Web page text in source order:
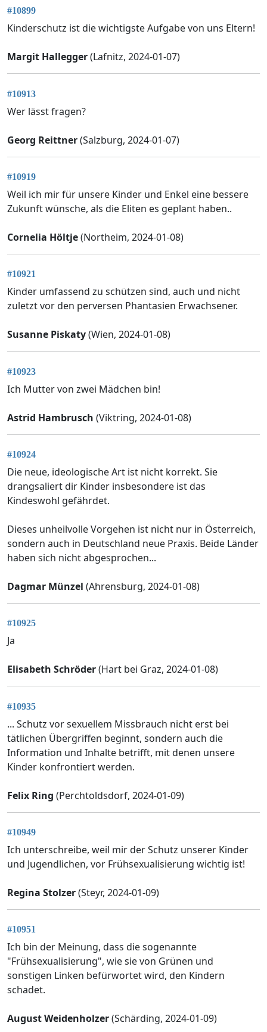
#10899
Kinderschutz ist die wichtigste Aufgabe von uns Eltern!
Margit Hallegger(Lafnitz, 2024-01-07)
#10913
Wer lässt fragen?
Georg Reittner(Salzburg, 2024-01-07)
#10919
Weil ich mir für unsere Kinder und Enkel eine bessere
Zukunft wünsche, als die Eliten es geplant haben..
Cornelia Höltje(Northeim, 2024-01-08)
#10921
Kinder umfassend zu schützen sind, auch und nicht
zuletzt vor den perversen Phantasien Erwachsener.
Susanne Piskaty(Wien, 2024-01-08)
#10923
Ich Mutter von zwei Mädchen bin!
Astrid Hambrusch (Viktring, 2024-01-08)
#10924
Die neue, ideologische Art ist nicht korrekt. Sie
drangsaliert dir Kinder insbesondere ist das
Kindeswohl gefährdet.
Dieses unheilvolle Vorgehen ist nicht nur in Österreich,
sondern auch in Deutschland neue Praxis. Beide Länder
haben sich nicht abgesprochen...
Dagmar Münzel (Ahrensburg, 2024-01-08)
#10925
Ja
Elisabeth Schröder(Hart bei Graz, 2024-01-08)
#10935
... Schutz vor sexuellem Missbrauch nicht erst bei
tätlichen Übergriffen beginnt, sondern auch die
Information und Inhalte betrifft, mit denen unsere
Kinder konfrontiert werden.
Felix Ring (Perchtoldsdorf, 2024-01-09)
#10949
Ich unterschreibe, weil mir der Schutz unserer Kinder
und Jugendlichen, vor Frühsexualisierung wichtig ist!
Regina Stolzer(Steyr, 2024-01-09)
#10951
Ich bin der Meinung, dass die sogenannte
"Frühsexualisierung", wie sie von Grünen und
sonstigen Linken befürwortet wird, den Kindern
schadet.
August Weidenholzer(Schärding, 2024-01-09)